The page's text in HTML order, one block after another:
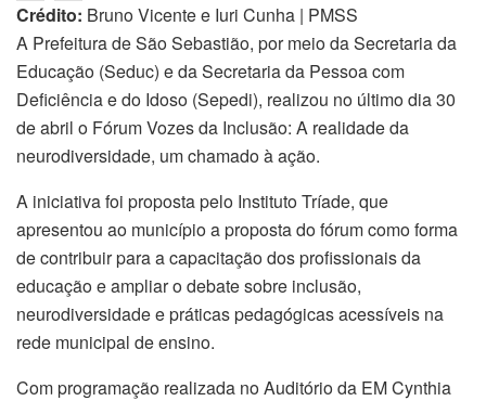
Crédito: Bruno Vicente e Iuri Cunha | PMSS
A Prefeitura de São Sebastião, por meio da Secretaria da
Educação (Seduc) e da Secretaria da Pessoa com
Deficiência e do Idoso (Sepedi), realizou no último dia 30
de abril o Fórum Vozes da Inclusão: A realidade da
neurodiversidade, um chamado à ação.
A iniciativa foi proposta pelo Instituto Tríade, que
apresentou ao município a proposta do fórum como forma
de contribuir para a capacitação dos profissionais da
educação e ampliar o debate sobre inclusão,
neurodiversidade e práticas pedagógicas acessíveis na
rede municipal de ensino.
Com programação realizada no Auditório da EM Cynthia